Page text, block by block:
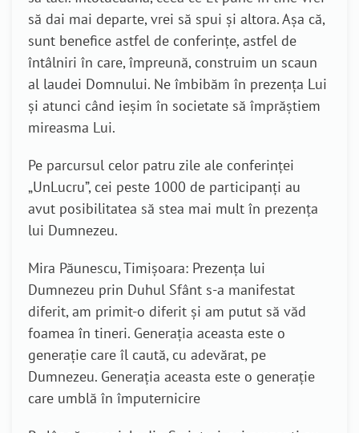
să dai mai departe, vrei să spui și altora. Așa că,
sunt benefice astfel de conferințe, astfel de
întâlniri în care, împreună, construim un scaun
al laudei Domnului. Ne îmbibăm în prezența Lui
și atunci când ieșim în societate să împrăștiem
mireasma Lui.
Pe parcursul celor patru zile ale conferinței
„UnLucru”, cei peste 1000 de participanți au
avut posibilitatea să stea mai mult în prezența
lui Dumnezeu.
Mira Păunescu, Timișoara: Prezența lui
Dumnezeu prin Duhul Sfânt s-a manifestat
diferit, am primit-o diferit și am putut să văd
foamea în tineri. Generația aceasta este o
generație care îl caută, cu adevărat, pe
Dumnezeu. Generația aceasta este o generație
care umblă în împuternicire